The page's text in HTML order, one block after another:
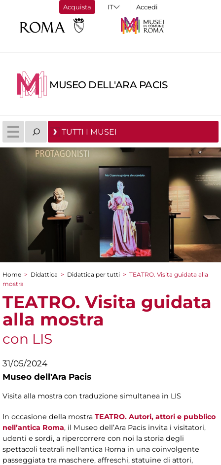
Acquista Accedi
MUSEO DELL'ARA PACIS
TUTTI I MUSEI
Tu sei qui
Home > Didattica > Didattica per tutti > TEATRO. Visita guidata alla
mostra
TEATRO. Visita guidata
alla mostra
con LIS
31/05/2024
Museo dell'Ara Pacis
Visita alla mostra con traduzione simultanea in LIS
In occasione della mostra TEATRO. Autori, attori e pubblico
nell’antica Roma, il Museo dell’Ara Pacis invita i visitatori,
udenti e sordi, a ripercorrere con noi la storia degli
spettacoli teatrali nell'antica Roma in una coinvolgente
passeggiata tra maschere, affreschi, statuine di attori,